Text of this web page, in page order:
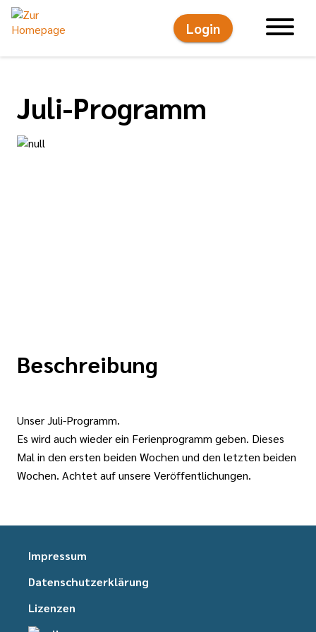
Login
Juli-Programm
Beschreibung
Unser Juli-Programm.
Es wird auch wieder ein Ferienprogramm geben. Dieses
Mal in den ersten beiden Wochen und den letzten beiden
Wochen. Achtet auf unsere Veröffentlichungen.
Impressum
Datenschutzerklärung
Lizenzen